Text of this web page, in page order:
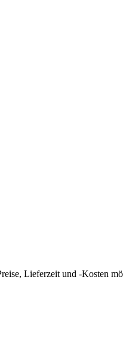
Lieferzeit und -Kosten